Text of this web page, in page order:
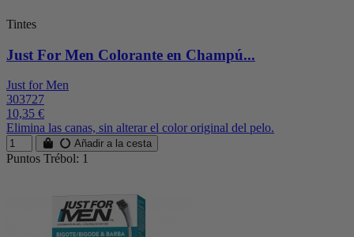
Tintes
Just For Men Colorante en Champú...
Just for Men
303727
10,35 €
Elimina las canas, sin alterar el color original del pelo.
Añadir a la cesta
Puntos Trébol: 1